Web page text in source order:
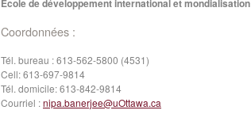
École de développement international et mondialisation
Coordonnées :
Tél. bureau :613-562-5800 (4531)
Cell:613-697-9814
Tél. domicile:613-842-9814
Courriel :nipa.banerjee@uOttawa.ca